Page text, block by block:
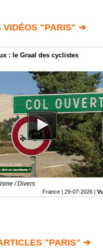
VIDÉOS "PARIS" ➔
: le Graal des cyclistes
/ Divers
France | 29-07-2026 |
"PARIS" ➔